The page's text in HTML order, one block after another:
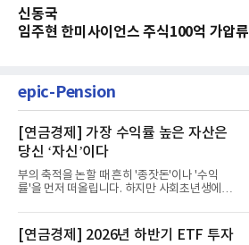
신동국
임주현 한미사이언스 주식100억 가압류
epic-Pension
[연금경제] 가장 수익률 높은 자산은
당신 ‘자신’이다
부의 축적을 논할 때 흔히 '종잣돈'이나 '수익
률'을 먼저 떠올립니다. 하지만 사회초년생에게
[연금경제] 2026년 하반기 ETF 투자